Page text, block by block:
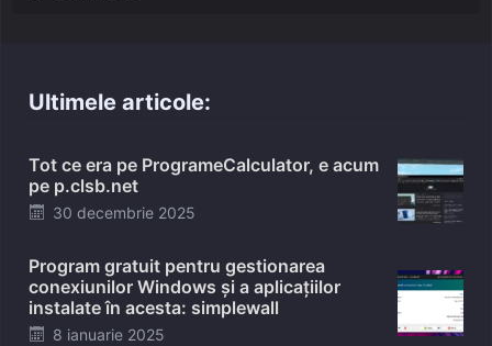
Ultimele articole:
Tot ce era pe ProgrameCalculator, e acum
pe p.clsb.net
Posted
30 decembrie 2025
Program gratuit pentru gestionarea
conexiunilor Windows și a aplicațiilor
instalate în acesta: simplewall
Posted
8 ianuarie 2025